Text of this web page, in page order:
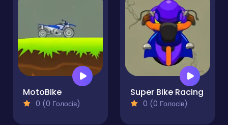
MotoBike
0 (0 Голосів)
Super Bike Racing
0 (0 Голосів)